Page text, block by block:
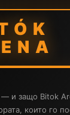
— и защо Bitok
които го